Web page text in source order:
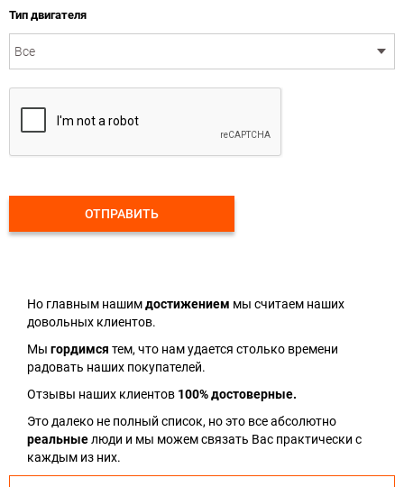
Тип двигателя
ОТПРАВИТЬ
Но главным нашимдостижением мы считаем наших
довольных клиентов.
Мы гордимся тем, что нам удается столько времени
радовать наших покупателей.
Отзывы наших клиентов 100% достоверные.
Это далеко не полный список, но это все абсолютно
реальныелюди и мы можем связать Вас практически с
каждым из них.